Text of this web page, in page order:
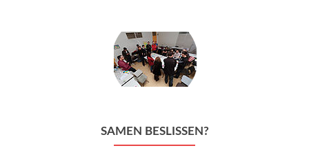
SAMEN BESLISSEN?